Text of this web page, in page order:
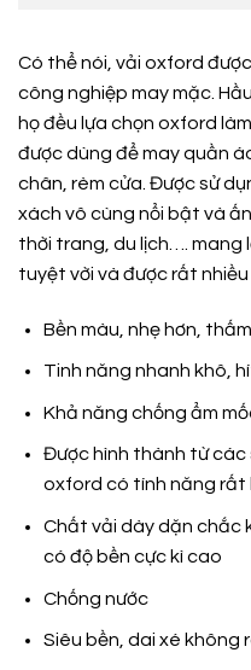
Có thể nói, vải oxford
công nghiệp may mặc.
họ đều lựa chọn oxford
được dùng để may quần
chân, rèm cửa. Được sử
xách vô cùng nổi bật và
thời trang, du lịch…. mang
tuyệt vời và được rất
Bền màu, nhẹ hơn,
Tinh năng nhanh khô,
Khả năng chống ẩm
Được hình thành từ các
oxford có tính năng rất
Chất vải dày dặn chắc
có độ bền cực kì cao
Chống nước
Siêu bền, dai xé không